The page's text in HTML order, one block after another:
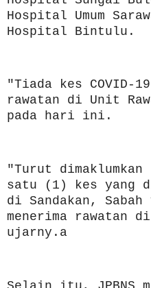
Hospital Umum
Hospital Bintulu.
"Tiada kes COVID-
rawatan di Unit
pada hari ini.
"Turut dimaklumkan
satu (1) kes yang
di Sandakan, Sabah
menerima rawatan
ujarny.a